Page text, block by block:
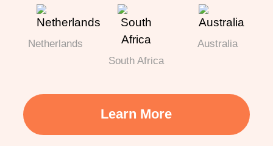
Netherlands
South Africa
Australia
Learn More